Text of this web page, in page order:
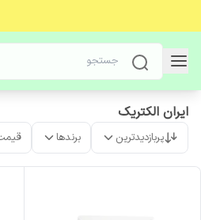
ایران الکتریک
پربازدیدترین برندها